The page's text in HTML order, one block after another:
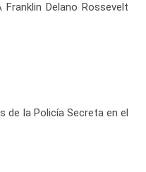
Franklin Delano Rossevelt
de la Policía Secreta en el